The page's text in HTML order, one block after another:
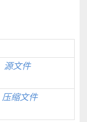
源文件
压缩文件